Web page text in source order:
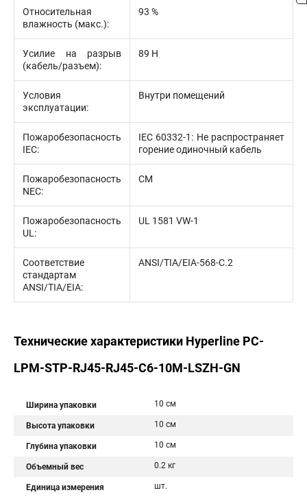
Относительная
влажность (макс.):
93 %
Усилие на разрыв
(кабель/разъем):
89 Н
Условия
эксплуатации:
Внутри помещений
Пожаробезопасность
IEC:
IEC 60332-1: Не распространяет
горение одиночный кабель
Пожаробезопасность
NEC:
CM
Пожаробезопасность
UL:
UL 1581 VW-1
Соответствие
стандартам
ANSI/TIA/EIA:
ANSI/TIA/EIA-568-С.2
Технические характеристики Hyperline PC-
LPM-STP-RJ45-RJ45-C6-10M-LSZH-GN
Ширина упаковки 10 см
Высота упаковки 10 см
Глубина упаковки 10 см
Объемный вес 0.2 кг
Единица измерения шт.